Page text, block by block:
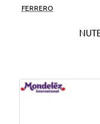
FERRERO